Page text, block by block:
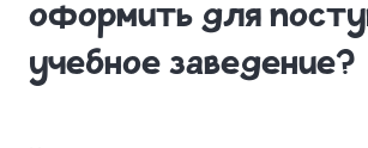
оформить для
учебное заведение?